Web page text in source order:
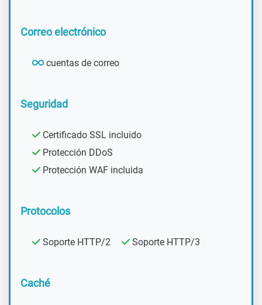
Correo electrónico
cuentas de correo
Seguridad
Certificado SSL incluido
Protección DDoS
Protección WAF incluida
Protocolos
Soporte HTTP/2 Soporte HTTP/3
Caché